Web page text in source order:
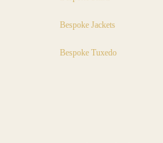
Bespoke Jackets
Bespoke Tuxedo